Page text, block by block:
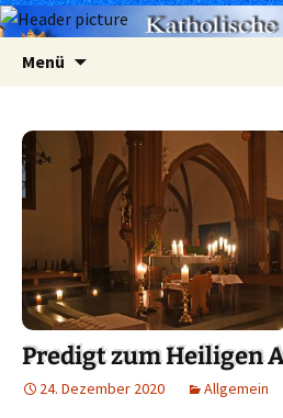
Menü
Predigt zum Heiligen
24. Dezember 2020 Allgemein